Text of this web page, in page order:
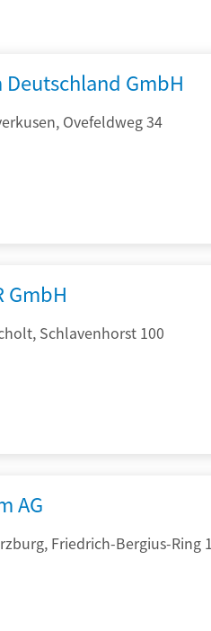
Deutschland GmbH
Ovefeldweg 34
GmbH
Schlavenhorst 100
AG
Friedrich-Bergius-Ring